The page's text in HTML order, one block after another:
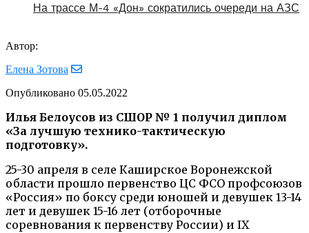
На трассе М-4 «Дон» сократились очереди на АЗС
Автор:
Елена Зотова
Опубликовано 05.05.2022
Илья Белоусов из СШОР № 1 получил диплом
«За лучшую технико-тактическую
подготовку».
25-30 апреля в селе Каширское Воронежской
области прошло первенство ЦС ФСО профсоюзов
«Россия» по боксу среди юношей и девушек 13-14
лет и девушек 15-16 лет (отборочные
соревнования к первенству России) и IX